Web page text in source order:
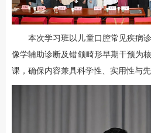
本次学习班以儿童口腔常见疾病
像学辅助诊断及错颌畸形早期干预为
课，确保内容兼具科学性、实用性与先